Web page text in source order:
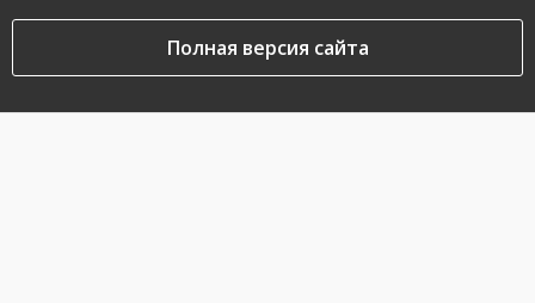
Полная версия сайта